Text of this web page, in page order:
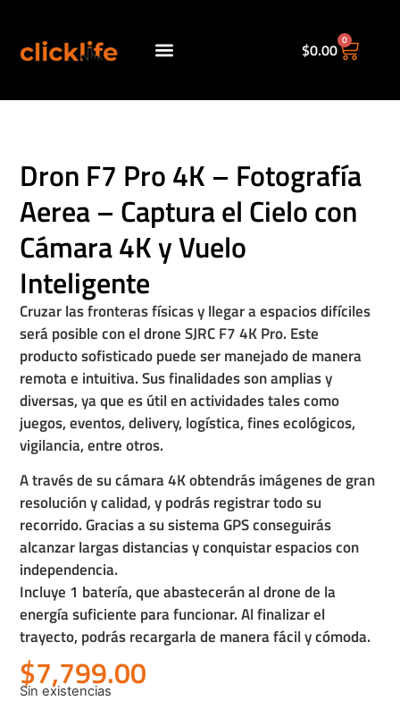
$0.00 0
Dron F7 Pro 4K – Fotografía
Aerea – Captura el Cielo con
Cámara 4K y Vuelo
Inteligente
Cruzar las fronteras físicas y llegar a espacios difíciles
será posible con el drone SJRC F7 4K Pro. Este
producto sofisticado puede ser manejado de manera
remota e intuitiva. Sus finalidades son amplias y
diversas, ya que es útil en actividades tales como
juegos, eventos, delivery, logística, fines ecológicos,
vigilancia, entre otros.
A través de su cámara 4K obtendrás imágenes de gran
resolución y calidad, y podrás registrar todo su
recorrido. Gracias a su sistema GPS conseguirás
alcanzar largas distancias y conquistar espacios con
independencia.
Incluye 1 batería, que abastecerán al drone de la
energía suficiente para funcionar. Al finalizar el
trayecto, podrás recargarla de manera fácil y cómoda.
$7,799.00
Sin existencias